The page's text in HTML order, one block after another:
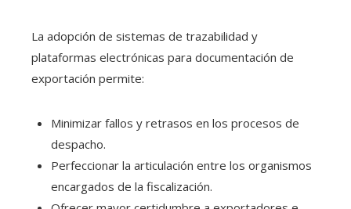
La adopción de sistemas de trazabilidad y
plataformas electrónicas para documentación de
exportación permite:
Minimizar fallos y retrasos en los procesos de
despacho.
Perfeccionar la articulación entre los organismos
encargados de la fiscalización.